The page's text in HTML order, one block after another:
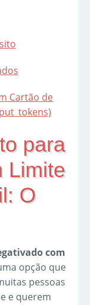
Cartão de
para
Limite
O
com
opção que
pessoas
e querem